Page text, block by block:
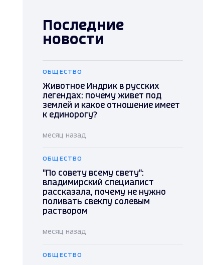
Последние
новости
ОБЩЕСТВО
Животное Индрик в русских
легендах: почему живет под
землей и какое отношение имеет
к единорогу?
месяц назад
ОБЩЕСТВО
"По совету всему свету":
владимирский специалист
рассказала, почему не нужно
поливать свеклу солевым
раствором
месяц назад
ОБЩЕСТВО